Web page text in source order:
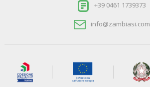
+39 0461 1739373
info@zambiasi.com